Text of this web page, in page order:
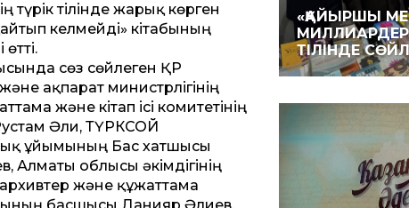
түрік тілінде жарық көрген
келмейді» кітабының
өтті.
сөз сөйлеген ҚР
ақпарат министрлігінің
және кітап ісі комитетінің
Әли, ТҮРКСОЙ
ұйымының Бас хатшысы
Алматы облысы әкімдігінің
және құжаттама
«ҚАЙЫРШЫ
ТІЛІНДЕ